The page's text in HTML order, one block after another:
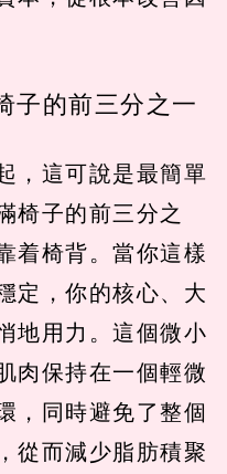
子的前三分之一
，這可說是最簡單
椅子的前三分之
着椅背。當你這樣
定，你的核心、大
地用力。這個微小
肉保持在一個輕微
，同時避免了整個
從而減少脂肪積聚